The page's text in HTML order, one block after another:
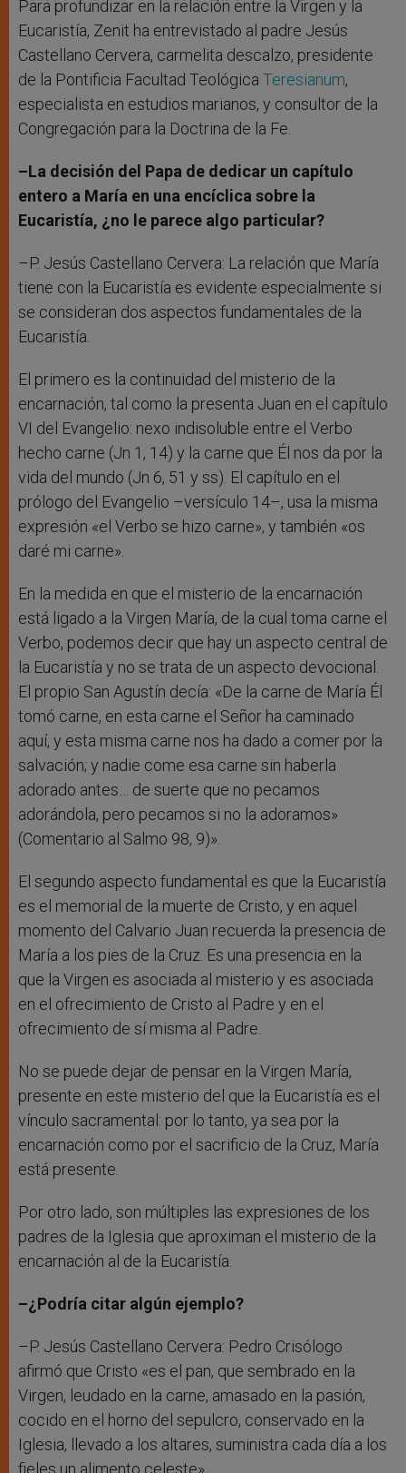
Para profundizar en la relación entre la Virgen y la
Eucaristía, Zenit ha entrevistado al padre Jesús
Castellano Cervera, carmelita descalzo, presidente
de la Pontificia Facultad Teológica Teresianum,
especialista en estudios marianos, y consultor de la
Congregación para la Doctrina de la Fe.
–La decisión del Papa de dedicar un capítulo
entero a María en una encíclica sobre la
Eucaristía, ¿no le parece algo particular?
–P. Jesús Castellano Cervera: La relación que María
tiene con la Eucaristía es evidente especialmente si
se consideran dos aspectos fundamentales de la
Eucaristía.
El primero es la continuidad del misterio de la
encarnación, tal como la presenta Juan en el capítulo
VI del Evangelio: nexo indisoluble entre el Verbo
hecho carne (Jn 1, 14) y la carne que Él nos da por la
vida del mundo (Jn 6, 51 y ss). El capítulo en el
prólogo del Evangelio –versículo 14–, usa la misma
expresión «el Verbo se hizo carne», y también «os
daré mi carne».
En la medida en que el misterio de la encarnación
está ligado a la Virgen María, de la cual toma carne el
Verbo, podemos decir que hay un aspecto central de
la Eucaristía y no se trata de un aspecto devocional.
El propio San Agustín decía: «De la carne de María Él
tomó carne, en esta carne el Señor ha caminado
aquí, y esta misma carne nos ha dado a comer por la
salvación; y nadie come esa carne sin haberla
adorado antes… de suerte que no pecamos
adorándola, pero pecamos si no la adoramos»
(Comentario al Salmo 98, 9)».
El segundo aspecto fundamental es que la Eucaristía
es el memorial de la muerte de Cristo, y en aquel
momento del Calvario Juan recuerda la presencia de
María a los pies de la Cruz. Es una presencia en la
que la Virgen es asociada al misterio y es asociada
en el ofrecimiento de Cristo al Padre y en el
ofrecimiento de sí misma al Padre.
No se puede dejar de pensar en la Virgen María,
presente en este misterio del que la Eucaristía es el
vínculo sacramental: por lo tanto, ya sea por la
encarnación como por el sacrificio de la Cruz, María
está presente.
Por otro lado, son múltiples las expresiones de los
padres de la Iglesia que aproximan el misterio de la
encarnación al de la Eucaristía.
–¿Podría citar algún ejemplo?
–P. Jesús Castellano Cervera: Pedro Crisólogo
afirmó que Cristo «es el pan, que sembrado en la
Virgen, leudado en la carne, amasado en la pasión,
cocido en el horno del sepulcro, conservado en la
Iglesia, llevado a los altares, suministra cada día a los
fieles un alimento celeste».